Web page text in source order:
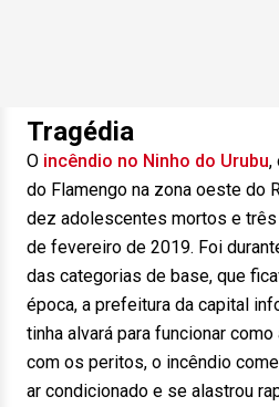
Tragédia
O incêndio no Ninho do Urubu,
do Flamengo na zona oeste do
dez adolescentes mortos e
de fevereiro de 2019. Foi
das categorias de base, que
época, a prefeitura da capital
tinha alvará para funcionar
com os peritos, o incêndio
ar condicionado e se alastrou